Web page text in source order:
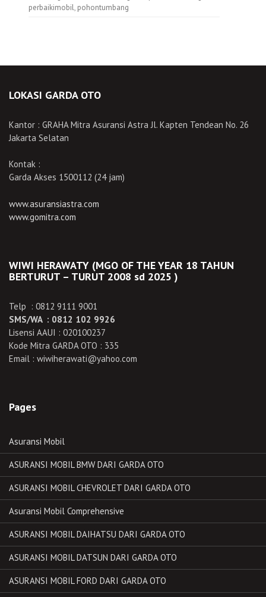
perbaikimobil, pohontumbang
LOKASI GARDA OTO
Kantor : GRAHA Mitra Asuransi Astra Jl. Kapten Tendean No. 26
Jakarta Selatan
Kontak :
Garda Akses 1500112 (24 jam)
www.asuransiastra.com
www.gomitra.com
WIWI HERAWATY (MGO OF THE YEAR 18 TAHUN
BERTURUT – TURUT 2008 sd 2025 )
Telp : 0812 9111 9001
SMS/WA : 0812 102 9926
Lisensi AAUI : 020100237
Kode Mitra GARDA OTO : 335
Email : wiwiherawati@yahoo.com
Pages
Asuransi Mobil
ASURANSI MOBIL BMW DARI GARDA OTO
ASURANSI MOBIL CHEVROLET DARI GARDA OTO
Asuransi Mobil Comprehensive
ASURANSI MOBIL DAIHATSU DARI GARDA OTO
ASURANSI MOBIL DATSUN DARI GARDA OTO
ASURANSI MOBIL FORD DARI GARDA OTO